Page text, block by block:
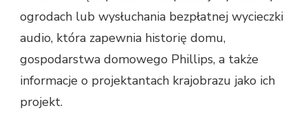
ogrodach lub wysłuchania bezpłatnej wycieczki
audio, która zapewnia historię domu,
gospodarstwa domowego Phillips, a także
informacje o projektantach krajobrazu jako ich
projekt.